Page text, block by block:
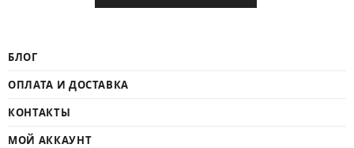
БЛОГ
ОПЛАТА И ДОСТАВКА
КОНТАКТЫ
МОЙ АККАУНТ